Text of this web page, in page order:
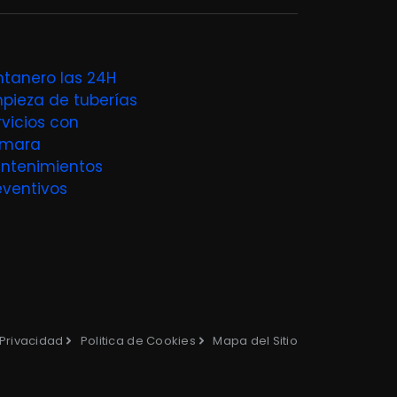
las 24H
de tuberías
con
Politica de Cookies Mapa del Sitio